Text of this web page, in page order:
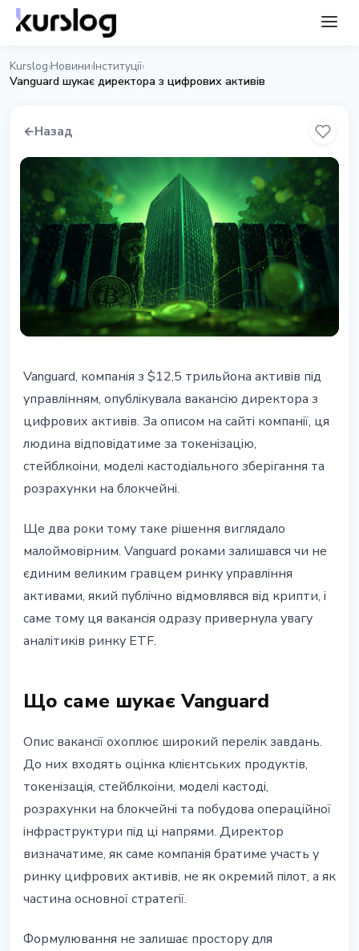
Kurslog›Новини›Інституції›
Vanguard шукає директора з цифрових активів
←Назад
Vanguard шукає директора з
цифрових активів після років
опору крипті
8 липня 2026 р.4 хв читання
Наталія Дорофєєва
Vanguard, компанія з $12,5 трильйона активів під
управлінням, опублікувала вакансію директора з
цифрових активів. За описом на сайті компанії, ця
людина відповідатиме за токенізацію,
стейблкоіни, моделі кастодіального зберігання та
розрахунки на блокчейні.
Ще два роки тому таке рішення виглядало
малоймовірним. Vanguard роками залишався чи не
єдиним великим гравцем ринку управління
активами, який публічно відмовлявся від крипти, і
саме тому ця вакансія одразу привернула увагу
аналітиків ринку ETF.
Що саме шукає Vanguard
Опис вакансії охоплює широкий перелік завдань.
До них входять оцінка клієнтських продуктів,
токенізація, стейблкоіни, моделі кастоді,
розрахунки на блокчейні та побудова операційної
інфраструктури під ці напрями. Директор
визначатиме, як саме компанія братиме участь у
ринку цифрових активів, не як окремий пілот, а як
частина основної стратегії.
Формулювання не залишає простору для